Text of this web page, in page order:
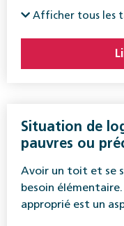
Afficher tous les
Situation de
pauvres ou
Avoir un toit et se
besoin
approprié est un